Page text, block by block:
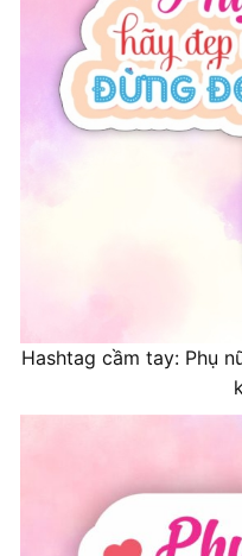
Hashtag cầm tay: Phụ